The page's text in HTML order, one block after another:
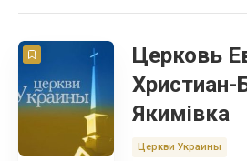
Церковь
Христиан-
Якимівка
Церкви Украины